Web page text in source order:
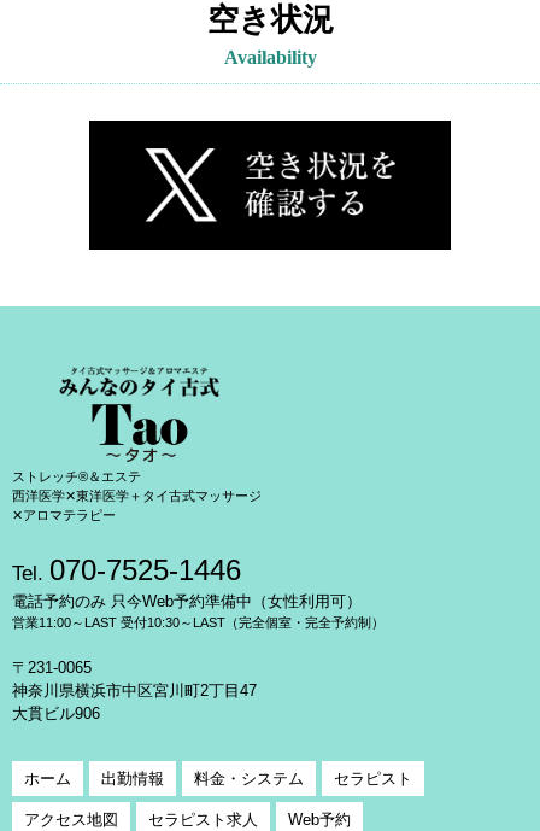
空き状況
Availability
ストレッチ®＆エステ
西洋医学✕東洋医学＋タイ古式マッサージ
✕アロマテラピー
Tel. 070-7525-1446
電話予約のみ 只今Web予約準備中（女性利用可）
営業11:00～LAST 受付10:30～LAST（完全個室・完全予約制）
〒231-0065
神奈川県横浜市中区宮川町2丁目47
大貫ビル906
ホーム 出勤情報 料金・システム セラピスト
アクセス地図 セラピスト求人 Web予約